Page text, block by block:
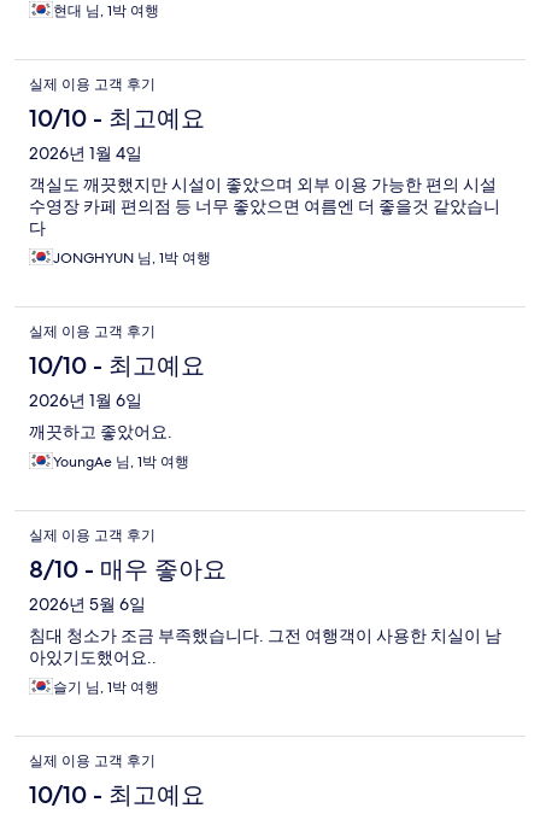
현대 님, 1박 여행
실제 이용 고객 후기
10/10 - 최고예요
2026년 1월 4일
객실도 깨끗했지만 시설이 좋았으며 외부 이용 가능한 편의 시설
수영장 카페 편의점 등 너무 좋았으면 여름엔 더 좋을것 같았습니
다
JONGHYUN 님, 1박 여행
실제 이용 고객 후기
10/10 - 최고예요
2026년 1월 6일
깨끗하고 좋았어요.
YoungAe 님, 1박 여행
실제 이용 고객 후기
8/10 - 매우 좋아요
2026년 5월 6일
침대 청소가 조금 부족했습니다. 그전 여행객이 사용한 치실이 남
아있기도했어요..
슬기 님, 1박 여행
실제 이용 고객 후기
10/10 - 최고예요